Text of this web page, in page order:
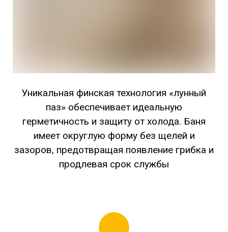
Уникальная финская технология «лунный
паз» обеспечивает идеальную
герметичность и защиту от холода. Баня
имеет округлую форму без щелей и
зазоров, предотвращая появление грибка и
продлевая срок службы